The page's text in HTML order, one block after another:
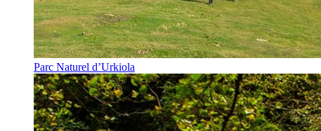
Parc Naturel d’Urkiola